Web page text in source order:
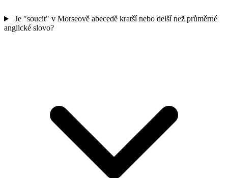
Je "soucit" v Morseově abecedě kratší nebo delší než průměrné
anglické slovo?